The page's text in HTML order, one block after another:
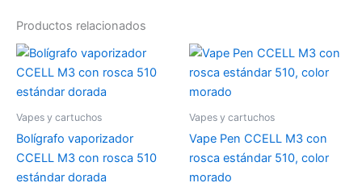
Productos relacionados
Vapes y cartuchos
Bolígrafo vaporizador
CCELL M3 con rosca 510
estándar dorada
Vapes y cartuchos
Vape Pen CCELL M3 con
rosca estándar 510, color
morado